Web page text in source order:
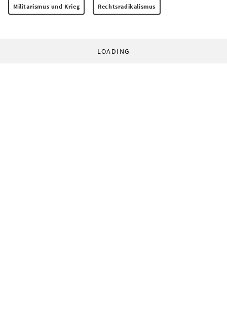
Militarismus und Krieg Rechtsradikalismus
LOADING